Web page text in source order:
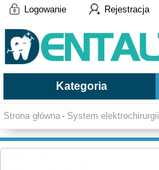
Logowanie Rejestracja
Kategoria
Strona główna - System elektrochirurgii